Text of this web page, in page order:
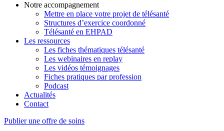
Notre accompagnement
Mettre en place votre projet de télésanté
Structures d’exercice coordonné
Télésanté en EHPAD
Les ressources
Les fiches thématiques télésanté
Les webinaires en replay
Les vidéos témoignages
Fiches pratiques par profession
Podcast
Actualités
Contact
Publier une offre de soins